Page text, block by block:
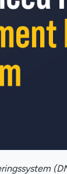
så att
av